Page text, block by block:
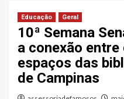
Educação Geral
10ª Semana
a conexão
espaços das
de Campinas